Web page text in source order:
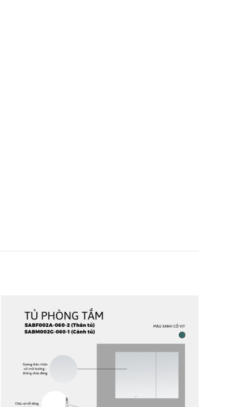
Thêm
yêu
thích